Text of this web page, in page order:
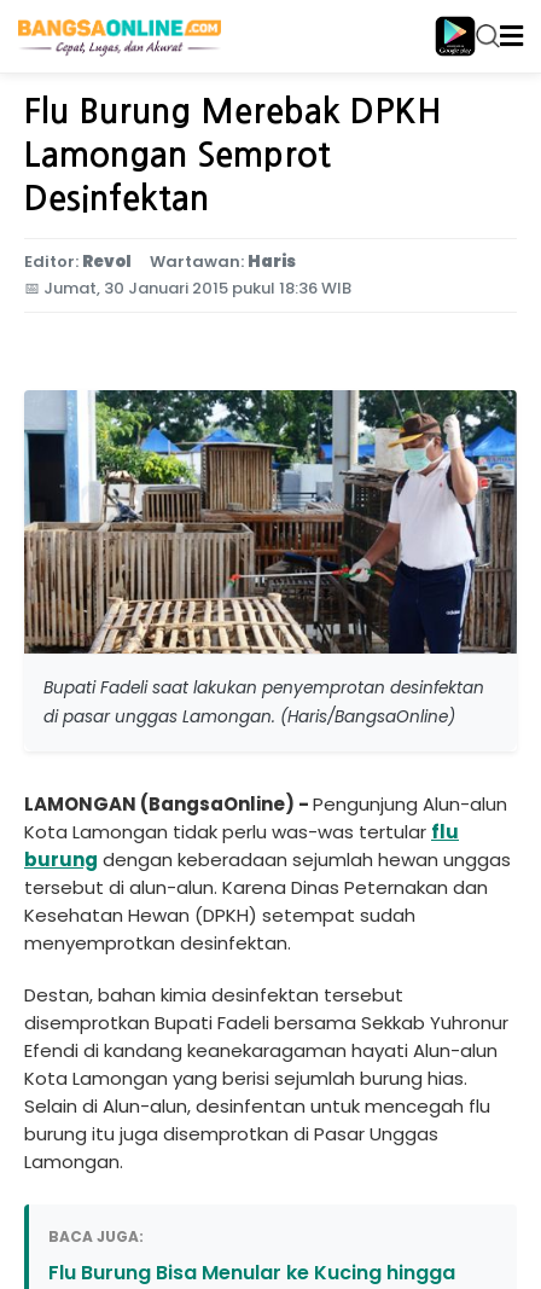
Home Jawa Timur
Flu Burung Merebak DPKH
Lamongan Semprot
Desinfektan
Editor: Revol Wartawan: Haris
📅 Jumat, 30 Januari 2015 pukul 18:36 WIB
Bupati Fadeli saat lakukan penyemprotan desinfektan
di pasar unggas Lamongan. (Haris/BangsaOnline)
LAMONGAN (BangsaOnline) -Pengunjung Alun-alun
Kota Lamongan tidak perlu was-was tertular flu
burung dengan keberadaan sejumlah hewan unggas
tersebut di alun-alun. Karena Dinas Peternakan dan
Kesehatan Hewan (DPKH) setempat sudah
menyemprotkan desinfektan.
Destan, bahan kimia desinfektan tersebut
disemprotkan Bupati Fadeli bersama Sekkab Yuhronur
Efendi di kandang keanekaragaman hayati Alun-alun
Kota Lamongan yang berisi sejumlah burung hias.
Selain di Alun-alun, desinfentan untuk mencegah flu
burung itu juga disemprotkan di Pasar Unggas
Lamongan.
BACA JUGA:
Flu Burung Bisa Menular ke Kucing hingga